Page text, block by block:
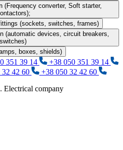
(Frequency converter, Soft starter,
(sockets, switches, frames)
(automatic devices, circuit breakers,
switches)
boxes, shields)
351 39 14
+38 050 351 39 14
42 60
+38 050 32 42 60
company